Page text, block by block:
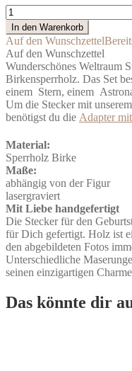
5-
tlg.
Stecker
Weltraum
Set
Menge
In den Warenkorb
Auf den Wunschzettel
Auf den Wunschzettel
Wunderschönes Weltraum
Birkensperrholz. Das Set
einem Stern, einem
Um die Stecker mit
benötigst du die Adapter
Material:
Sperrholz Birke
Maße:
abhängig von der Figur
lasergraviert
Mit Liebe handgefertigt
Die Stecker für den
für Dich gefertigt. Holz ist
den abgebildeten Fotos
Unterschiedliche
seinen einzigartigen
Das könnte dir